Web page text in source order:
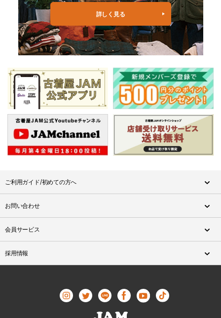
詳しく見る
ご利用ガイド/初めての方へ
お問い合わせ
会員サービス
採用情報